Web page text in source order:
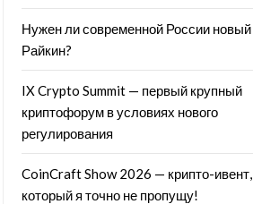
Нужен ли современной России новый
Райкин?
IX Crypto Summit — первый крупный
криптофорум в условиях нового
регулирования
CoinCraft Show 2026 — крипто-ивент,
который я точно не пропущу!